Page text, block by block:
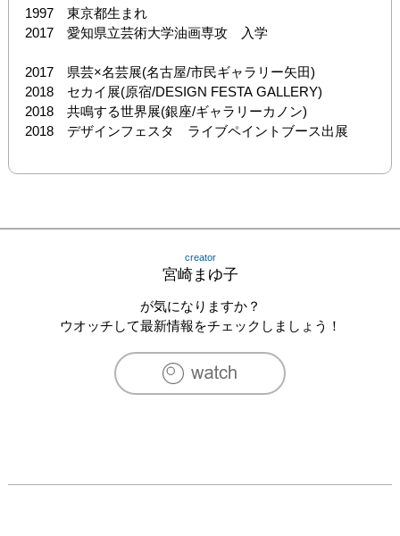
1997　東京都生まれ
2017　愛知県立芸術大学油画専攻　入学
​2017　県芸×名芸展(名古屋/市民ギャラリー矢田)
2018　セカイ展(原宿/DESIGN FESTA GALLERY)
2018　共鳴する世界展(銀座/ギャラリーカノン)
2018　デザインフェスタ　ライブペイントブース出展
creator
宮崎まゆ子
が気になりますか？
ウオッチして最新情報をチェックしましょう！